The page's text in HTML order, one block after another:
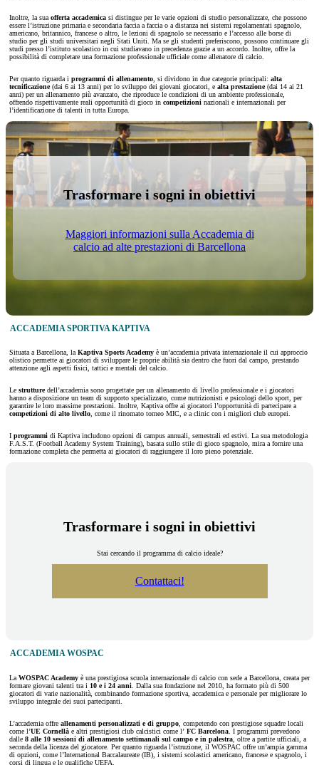
Inoltre, la sua offerta accademica si distingue per le varie opzioni di studio personalizzate, che possono
essere l’istruzione primaria e secondaria faccia a faccia o a distanza nei sistemi regolamentati spagnolo,
americano, britannico, francese o altro, le lezioni di spagnolo se necessario e l’accesso alle borse di
studio per gli studi universitari negli Stati Uniti. Ma se gli studenti preferiscono, possono continuare gli
studi presso l’istituto scolastico in cui studiavano in precedenza grazie a un accordo. Inoltre, offre la
possibilità di completare una formazione professionale ufficiale come allenatore di calcio.
Per quanto riguarda i programmi di allenamento , si dividono in due categorie principali: alta
tecnificazione(dai 6 ai 13 anni) per lo sviluppo dei giovani giocatori, e alta prestazione(dai 14 ai 21
anni) per un allenamento più avanzato, che riproduce le condizioni di un ambiente professionale,
offrendo rispettivamente reali opportunità di gioco in competizioni nazionali e internazionali per
l’identificazione di talenti in tutta Europa.
Trasformare i sogni in obiettivi
Maggiori informazioni sulla Accademia di
calcio ad alte prestazioni di Barcellona
ACCADEMIA SPORTIVA KAPTIVA
Situata a Barcellona, laKaptiva Sports Academy è un’accademia privata internazionale il cui approccio
olistico permette ai giocatori di sviluppare le proprie abilità sia dentro che fuori dal campo, prestando
attenzione agli aspetti fisici, tattici e mentali del calcio.
Le strutturedell’accademia sono progettate per un allenamento di livello professionale e i giocatori
hanno a disposizione un team di supporto specializzato, come nutrizionisti e psicologi dello sport, per
garantire le loro massime prestazioni. Inoltre, Kaptiva offre ai giocatori l’opportunità di partecipare a
competizioni di alto livello, come il rinomato torneo MIC, e a clinic con i migliori club europei.
I programmi di Kaptiva includono opzioni di campus annuali, semestrali ed estivi. La sua metodologia
F.A.S.T. (Football Academy System Training), basata sullo stile di gioco spagnolo, mira a fornire una
formazione completa che permetta ai giocatori di raggiungere il loro pieno potenziale.
Trasformare i sogni in obiettivi
Stai cercando il programma di calcio ideale?
Contattaci!
ACCADEMIA WOSPAC
La WOSPAC Academy è una prestigiosa scuola internazionale di calcio con sede a Barcellona, creata per
formare giovani talenti tra i 10 e i 24 anni . Dalla sua fondazione nel 2010, ha formato più di 500
giocatori di varie nazionalità, combinando formazione sportiva, accademica e personale per migliorare lo
sviluppo integrale dei suoi partecipanti.
L’accademia offre allenamenti personalizzati e di gruppo , competendo con prestigiose squadre locali
come l’UE Cornellà e altri prestigiosi club calcistici come l’ FC Barcelona . I programmi prevedono
dalle 8 alle 10 sessioni di allenamento settimanali sul campo e in palestra , oltre a partite ufficiali, a
seconda della licenza del giocatore. Per quanto riguarda l’istruzione, il WOSPAC offre un’ampia gamma
di opzioni, come l’International Baccalaureate (IB), i sistemi scolastici americano, francese e spagnolo, i
corsi di lingua e le qualifiche UEFA.